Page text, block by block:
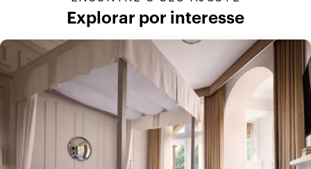
Explorar por interesse